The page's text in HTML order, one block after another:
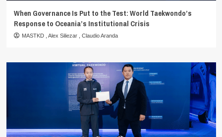
When Governance Is Put to the Test: World Taekwondo’s
Response to Oceania’s Institutional Crisis
MASTKD Alex Siliezar Claudio Aranda